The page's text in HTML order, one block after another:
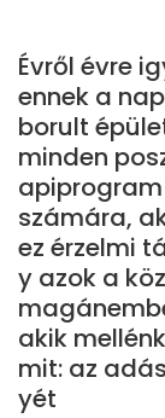
Évről évre
ennek a
borult
minden
számára,
ez érzelmi
y azok a
akik
mit: az
yét